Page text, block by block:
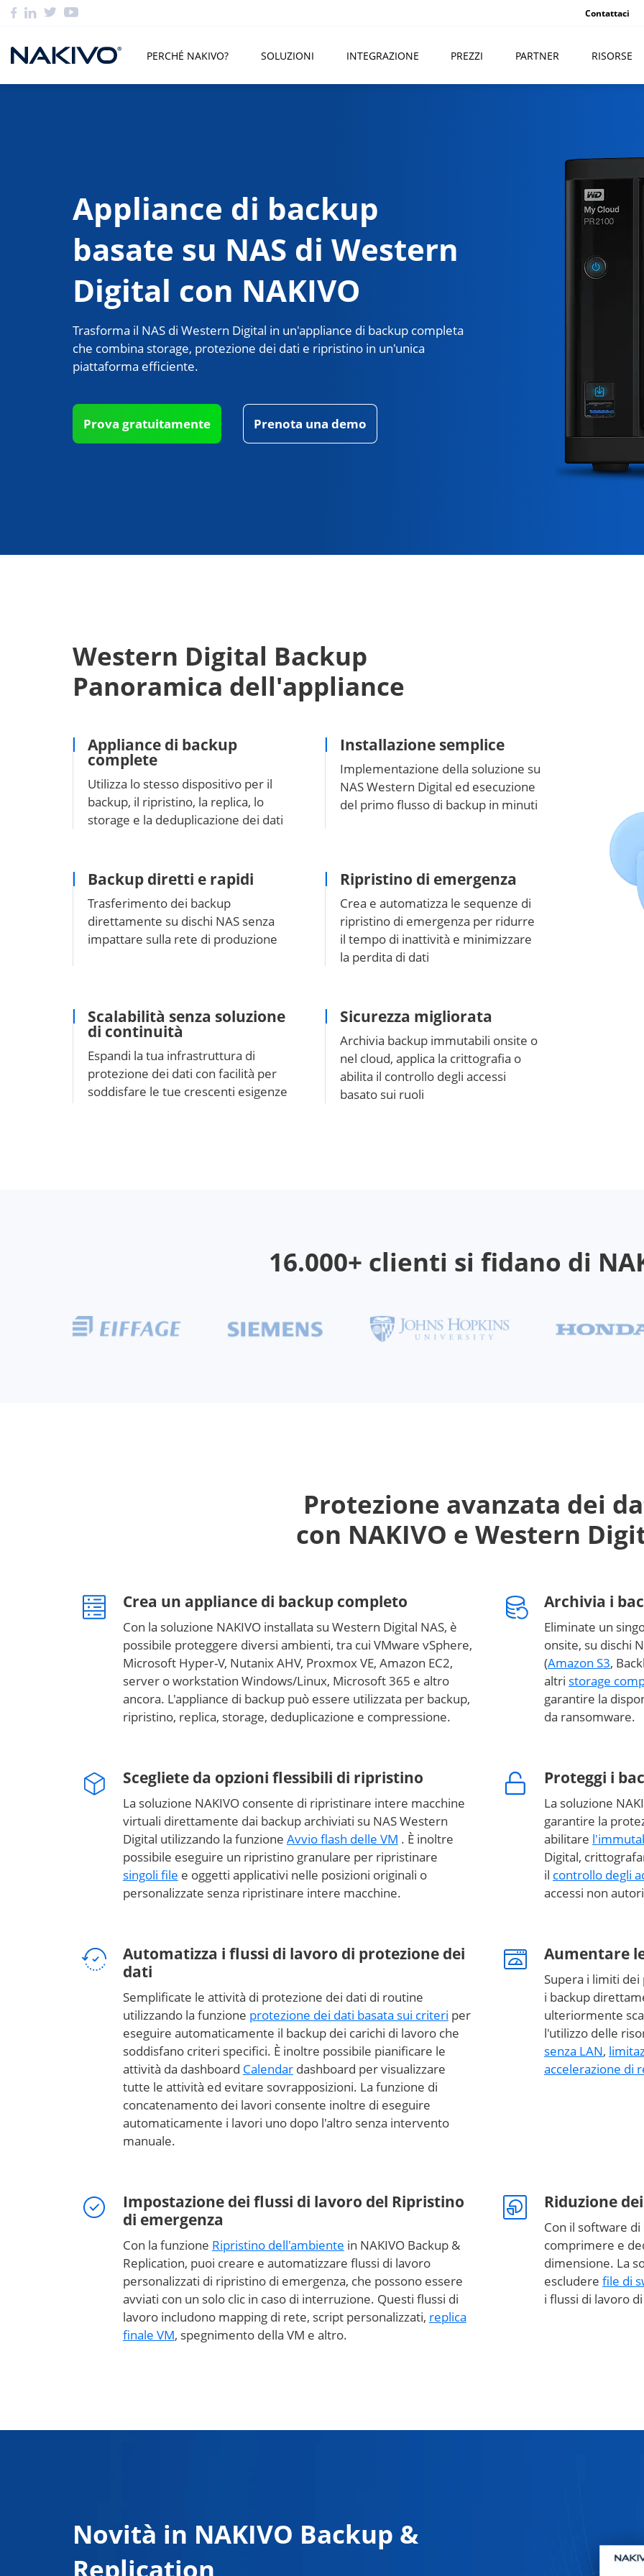
Contattaci
PERCHÉ NAKIVO? SOLUZIONI INTEGRAZIONE PREZZI PARTNER RISORSE
Appliance di backup
basate su NAS di Western
Digital con NAKIVO
Trasforma il NAS di Western Digital in un'appliance di backup completa
che combina storage, protezione dei dati e ripristino in un'unica
piattaforma efficiente.
Prova gratuitamente Prenota una demo
Western Digital Backup
Panoramica dell'appliance
Appliance di backup
complete
Utilizza lo stesso dispositivo per il
backup, il ripristino, la replica, lo
storage e la deduplicazione dei dati
Installazione semplice
Implementazione della soluzione su
NAS Western Digital ed esecuzione
del primo flusso di backup in minuti
Backup diretti e rapidi
Trasferimento dei backup
direttamente su dischi NAS senza
impattare sulla rete di produzione
Ripristino di emergenza
Crea e automatizza le sequenze di
ripristino di emergenza per ridurre
il tempo di inattività e minimizzare
la perdita di dati
Scalabilità senza soluzione
di continuità
Espandi la tua infrastruttura di
protezione dei dati con facilità per
soddisfare le tue crescenti esigenze
Sicurezza migliorata
Archivia backup immutabili onsite o
nel cloud, applica la crittografia o
abilita il controllo degli accessi
basato sui ruoli
16.000+ clienti si fidano di
Protezione avanzata dei
con NAKIVO e Western
Crea un appliance di backup completo
Con la soluzione NAKIVO installata su Western Digital NAS, è
possibile proteggere diversi ambienti, tra cui VMware vSphere,
Microsoft Hyper-V, Nutanix AHV, Proxmox VE, Amazon EC2,
server o workstation Windows/Linux, Microsoft 365 e altro
ancora. L'appliance di backup può essere utilizzata per backup,
ripristino, replica, storage, deduplicazione e compressione.
Archivia i
Eliminate un
onsite, su dischi
(Amazon S3,
altri storage
garantire la
da ransomware.
Scegliete da opzioni flessibili di ripristino
La soluzione NAKIVO consente di ripristinare intere macchine
virtuali direttamente dai backup archiviati su NAS Western
Digital utilizzando la funzione Avvio flash delle VM . È inoltre
possibile eseguire un ripristino granulare per ripristinare
singoli file e oggetti applicativi nelle posizioni originali o
personalizzate senza ripristinare intere macchine.
Proteggi i
La soluzione
garantire la
abilitare
Digital,
il controllo degli
accessi non
Automatizza i flussi di lavoro di protezione dei
dati
Semplificate le attività di protezione dei dati di routine
utilizzando la funzione protezione dei dati basata sui criteri per
eseguire automaticamente il backup dei carichi di lavoro che
soddisfano criteri specifici. È inoltre possibile pianificare le
attività da dashboard Calendardashboard per visualizzare
tutte le attività ed evitare sovrapposizioni. La funzione di
concatenamento dei lavori consente inoltre di eseguire
automaticamente i lavori uno dopo l'altro senza intervento
manuale.
Aumentare
Supera i limiti
i backup
ulteriormente
l'utilizzo delle
senza LAN,
accelerazione di
Impostazione dei flussi di lavoro del Ripristino
di emergenza
Con la funzione Ripristino dell'ambiente in NAKIVO Backup &
Replication, puoi creare e automatizzare flussi di lavoro
personalizzati di ripristino di emergenza, che possono essere
avviati con un solo clic in caso di interruzione. Questi flussi di
lavoro includono mapping di rete, script personalizzati, replica
finale VM, spegnimento della VM e altro.
Riduzione
Con il software di
comprimere e
dimensione. La
escludere file di
i flussi di lavoro
Novità in NAKIVO Backup &
Replication